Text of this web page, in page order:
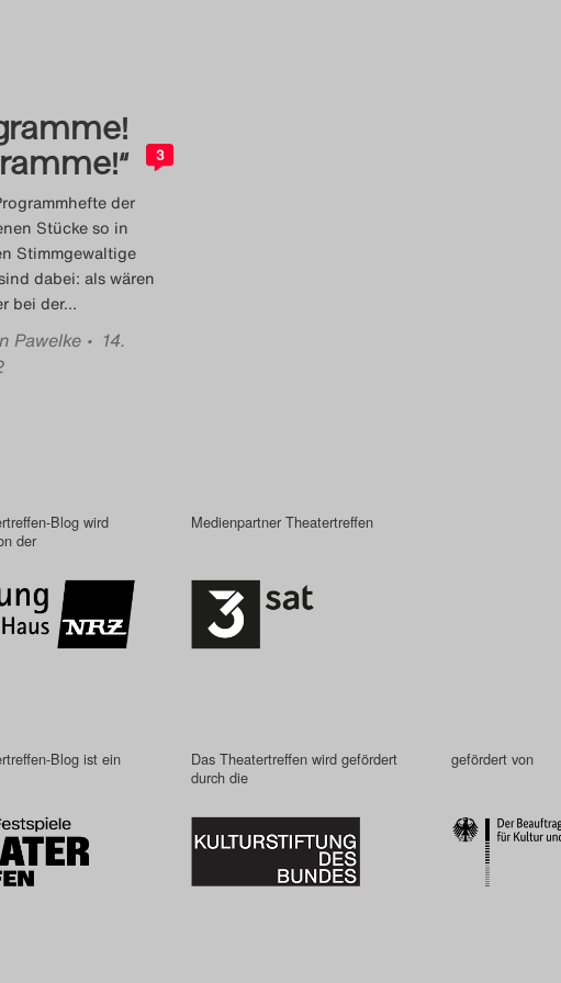
3
der
Stücke so in
Stimmgewaltige
dabei: als wären
bei der…
Pawelke • 14.
Blog wird
der
Medienpartner Theatertreffen
Blog ist ein
Das Theatertreffen wird gefördert
durch die
gefördert von